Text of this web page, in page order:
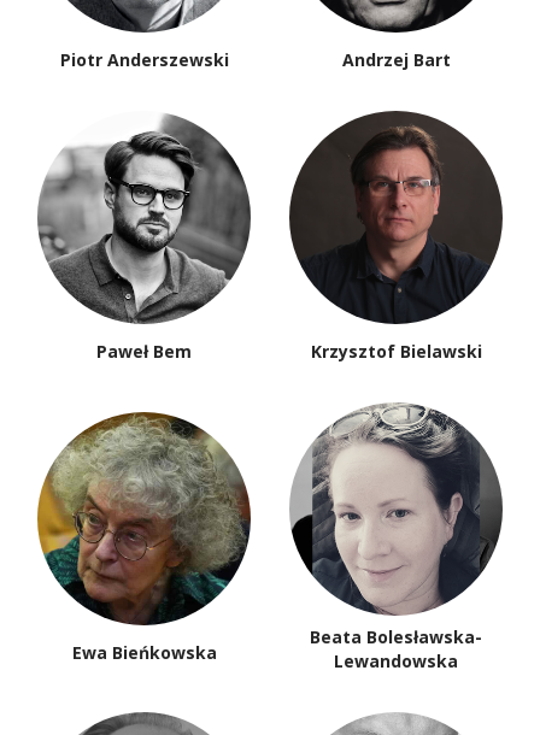
Piotr Anderszewski Andrzej Bart
Paweł Bem Krzysztof Bielawski
Ewa Bieńkowska
Beata Bolesławska-
Lewandowska